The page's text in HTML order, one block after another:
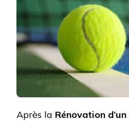
Après la Rénovation